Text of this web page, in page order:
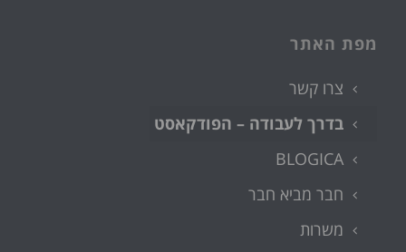
מפת האתר
צרו קשר
בדרך לעבודה – הפודקאסט
BLOGICA
חבר מביא חבר
משרות